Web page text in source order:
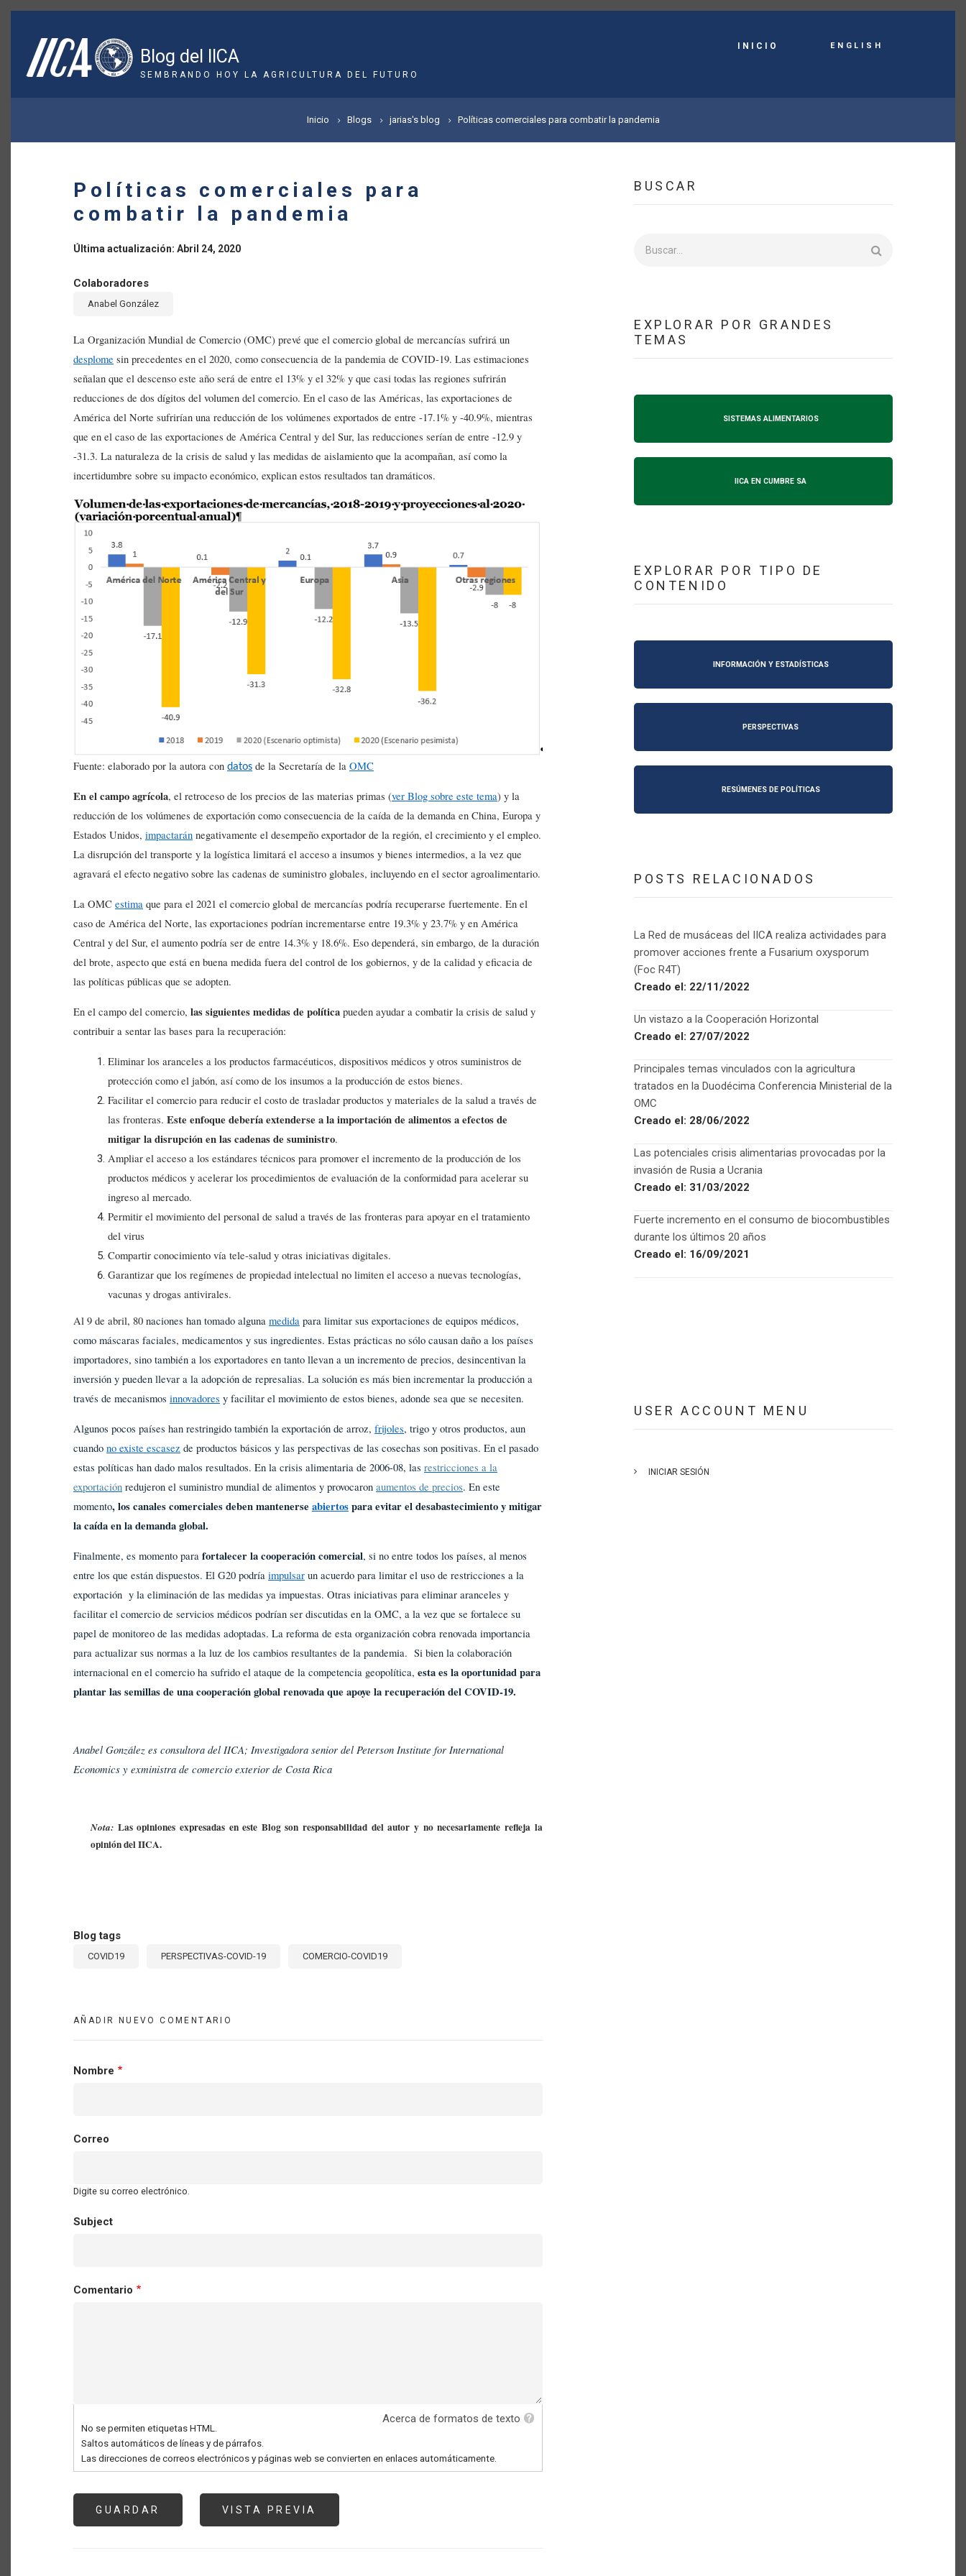
Pasar
contenido
principal
Blog del IICA
SEMBRANDO HOY LA AGRICULTURA DEL FUTURO
INICIO English
ENLACES
AYUDA
NAVEGACIÓN
Inicio Blogs jarias's blog Políticas comerciales para combatir la pandemia
Políticas comerciales para
combatir la pandemia
Última actualización: Abril 24, 2020
Colaboradores
Anabel González
La Organización Mundial de Comercio (OMC) prevé que el comercio global de mercancías sufrirá un
desplome sin precedentes en el 2020, como consecuencia de la pandemia de COVID-19. Las estimaciones
señalan que el descenso este año será de entre el 13% y el 32% y que casi todas las regiones sufrirán
reducciones de dos dígitos del volumen del comercio. En el caso de las Américas, las exportaciones de
América del Norte sufrirían una reducción de los volúmenes exportados de entre -17.1% y -40.9%, mientras
que en el caso de las exportaciones de América Central y del Sur, las reducciones serían de entre -12.9 y
-31.3. La naturaleza de la crisis de salud y las medidas de aislamiento que la acompañan, así como la
incertidumbre sobre su impacto económico, explican estos resultados tan dramáticos.
Fuente: elaborado por la autora con datos de la Secretaría de la OMC
En el campo agrícola, el retroceso de los precios de las materias primas (ver Blog sobre este tema) y la
reducción de los volúmenes de exportación como consecuencia de la caída de la demanda en China, Europa y
Estados Unidos, impactarán negativamente el desempeño exportador de la región, el crecimiento y el empleo.
La disrupción del transporte y la logística limitará el acceso a insumos y bienes intermedios, a la vez que
agravará el efecto negativo sobre las cadenas de suministro globales, incluyendo en el sector agroalimentario.
La OMC estima que para el 2021 el comercio global de mercancías podría recuperarse fuertemente. En el
caso de América del Norte, las exportaciones podrían incrementarse entre 19.3% y 23.7% y en América
Central y del Sur, el aumento podría ser de entre 14.3% y 18.6%. Eso dependerá, sin embargo, de la duración
del brote, aspecto que está en buena medida fuera del control de los gobiernos, y de la calidad y eficacia de
las políticas públicas que se adopten.
En el campo del comercio, las siguientes medidas de política pueden ayudar a combatir la crisis de salud y
contribuir a sentar las bases para la recuperación:
Eliminar los aranceles a los productos farmacéuticos, dispositivos médicos y otros suministros de
protección como el jabón, así como de los insumos a la producción de estos bienes.
Facilitar el comercio para reducir el costo de trasladar productos y materiales de la salud a través de
las fronteras. Este enfoque debería extenderse a la importación de alimentos a efectos de
mitigar la disrupción en las cadenas de suministro.
Ampliar el acceso a los estándares técnicos para promover el incremento de la producción de los
productos médicos y acelerar los procedimientos de evaluación de la conformidad para acelerar su
ingreso al mercado.
Permitir el movimiento del personal de salud a través de las fronteras para apoyar en el tratamiento
del virus
Compartir conocimiento vía tele-salud y otras iniciativas digitales.
Garantizar que los regímenes de propiedad intelectual no limiten el acceso a nuevas tecnologías,
vacunas y drogas antivirales.
Al 9 de abril, 80 naciones han tomado alguna medida para limitar sus exportaciones de equipos médicos,
como máscaras faciales, medicamentos y sus ingredientes. Estas prácticas no sólo causan daño a los países
importadores, sino también a los exportadores en tanto llevan a un incremento de precios, desincentivan la
inversión y pueden llevar a la adopción de represalias. La solución es más bien incrementar la producción a
través de mecanismos innovadores y facilitar el movimiento de estos bienes, adonde sea que se necesiten.
Algunos pocos países han restringido también la exportación de arroz, frijoles, trigo y otros productos, aun
cuando no existe escasez de productos básicos y las perspectivas de las cosechas son positivas. En el pasado
estas políticas han dado malos resultados. En la crisis alimentaria de 2006-08, las restricciones a la
exportación redujeron el suministro mundial de alimentos y provocaron aumentos de precios. En este
momento, los canales comerciales deben mantenerse abiertospara evitar el desabastecimiento y mitigar
la caída en la demanda global.
Finalmente, es momento para fortalecer la cooperación comercial, si no entre todos los países, al menos
entre los que están dispuestos. El G20 podría impulsar un acuerdo para limitar el uso de restricciones a la
exportación y la eliminación de las medidas ya impuestas. Otras iniciativas para eliminar aranceles y
facilitar el comercio de servicios médicos podrían ser discutidas en la OMC, a la vez que se fortalece su
papel de monitoreo de las medidas adoptadas. La reforma de esta organización cobra renovada importancia
para actualizar sus normas a la luz de los cambios resultantes de la pandemia. Si bien la colaboración
internacional en el comercio ha sufrido el ataque de la competencia geopolítica, esta es la oportunidad para
plantar las semillas de una cooperación global renovada que apoye la recuperación del COVID-19.
Anabel González es consultora del IICA; Investigadora senior del Peterson Institute for International
Economics y exministra de comercio exterior de Costa Rica
Nota: Las opiniones expresadas en este Blog son responsabilidad del autor y no necesariamente refleja la
opinión del IICA.
Blog tags
COVID19 PERSPECTIVAS-COVID-19 COMERCIO-COVID19
AÑADIR NUEVO COMENTARIO
Nombre
Correo
Digite su correo electrónico.
Subject
Comentario
Acerca de formatos de texto
No se permiten etiquetas HTML.
Saltos automáticos de líneas y de párrafos.
Las direcciones de correos electrónicos y páginas web se convierten en enlaces automáticamente.
BUSCAR
EXPLORAR POR GRANDES
TEMAS
SISTEMAS ALIMENTARIOS
IICA EN CUMBRE SA
EXPLORAR POR TIPO DE
CONTENIDO
INFORMACIÓN Y ESTADÍSTICAS
PERSPECTIVAS
RESÚMENES DE POLÍTICAS
POSTS RELACIONADOS
La Red de musáceas del IICA realiza actividades para
promover acciones frente a Fusarium oxysporum
(Foc R4T)
Creado el: 22/11/2022
Un vistazo a la Cooperación Horizontal
Creado el: 27/07/2022
Principales temas vinculados con la agricultura
tratados en la Duodécima Conferencia Ministerial de la
OMC
Creado el: 28/06/2022
Las potenciales crisis alimentarias provocadas por la
invasión de Rusia a Ucrania
Creado el: 31/03/2022
Fuerte incremento en el consumo de biocombustibles
durante los últimos 20 años
Creado el: 16/09/2021
USER ACCOUNT MENU
INICIAR SESIÓN